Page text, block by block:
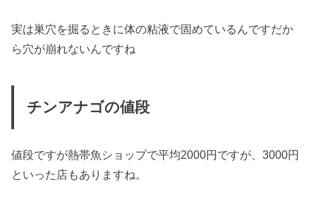
実は巣穴を掘るときに体の粘液で固めているんですだか
ら穴が崩れないんですね
チンアナゴの値段
値段ですが熱帯魚ショップで平均2000円ですが、3000円
といった店もありますね。